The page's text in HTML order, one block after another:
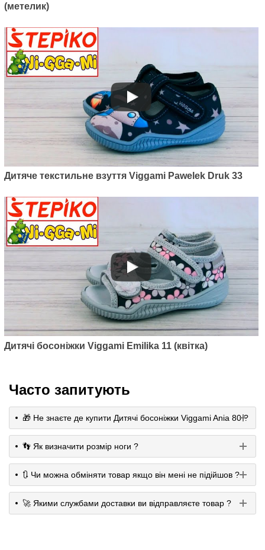
(метелик)
Дитяче текстильне взуття Viggami Pawelek Druk 33
Дитячі босоніжки Viggami Emilika 11 (квітка)
Часто запитують
🎁 Не знаєте де купити Дитячі босоніжки Viggami Ania 80 ?
👣 Як визначити розмір ноги ?
🔃 Чи можна обміняти товар якщо він мені не підійшов ?
🚀 Якими службами доставки ви відправляєте товар ?